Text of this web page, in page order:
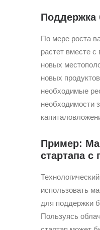
Поддержка
По мере роста
растет вместе
новых
новых
необходимые
необходимости
Пример:
стартапа
использовать
для поддержки
Пользуясь